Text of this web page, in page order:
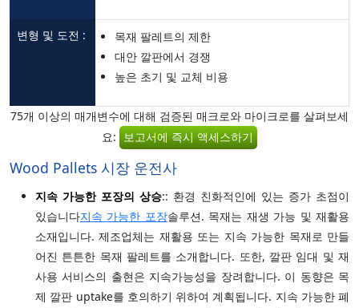
변형 및 도전 :
목재 팔레트의 제한
대안 깔판에서 경쟁
높은 초기 및 교체 비용
75개 이상의 매개변수에 대해 검증된 매크로와 마이크로를 살펴보세
요: 보고서에 즉시 액세스하기
Wood Pallets 시장 운전사
지속 가능한 포장의 상승:: 환경 친화적인에 있는 증가 초점이
있습니다지속 가능한 포장솔루션. 목재는 재생 가능 및 재활용
소재입니다. 제조업체는 재활용 또는 지속 가능한 목재로 만들
어진 튼튼한 목재 팔레트를 소개합니다. 또한, 깔판 임대 및 재
사용 서비스의 출현은 지속가능성을 장려합니다. 이 동향은 목
제 깔판 uptake를 호의하기 위하여 계획됩니다. 지속 가능한 폐